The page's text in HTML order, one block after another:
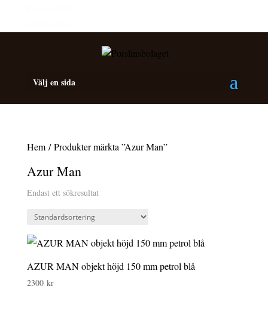
Välj en sida
Hem/ Produkter märkta ”Azur Man”
Azur Man
Endast ett sökresultat
AZUR MAN objekt höjd 150 mm petrol blå
2300 kr